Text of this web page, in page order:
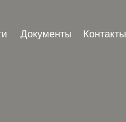
Документы Контакты